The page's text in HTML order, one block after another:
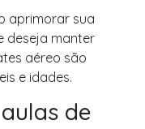
aprimorar sua
deseja manter
aéreo são
e idades.
de